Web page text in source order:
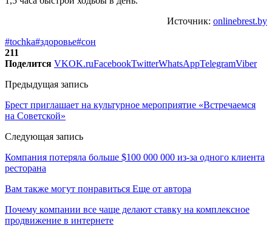
Источник: onlinebrest.by
#tochka#здоровье#сон
211
Поделится VKOK.ruFacebookTwitterWhatsAppTelegramViber
Предыдущая запись
Брест приглашает на культурное мероприятие «Встречаемся
на Советской»
Следующая запись
Компания потеряла больше $100 000 000 из-за одного клиента
ресторана
Вам также могут понравиться Еще от автора
Почему компании все чаще делают ставку на комплексное
продвижение в интернете